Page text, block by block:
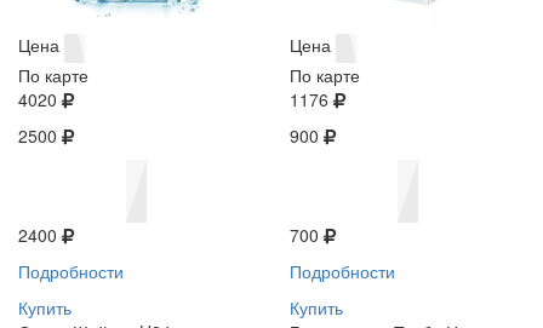
Цена
По карте
4020
2500
2400
Подробности
Купить
Цена
По карте
1176
900
700
Подробности
Купить